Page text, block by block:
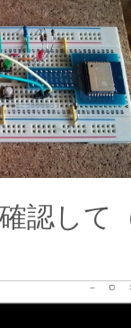
認して